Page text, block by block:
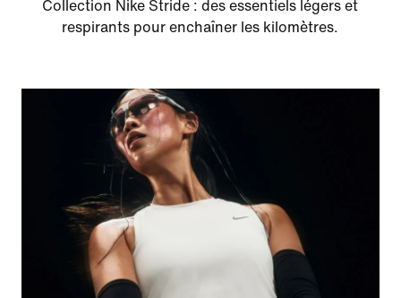
Collection Nike Stride : des essentiels légers et
respirants pour enchaîner les kilomètres.